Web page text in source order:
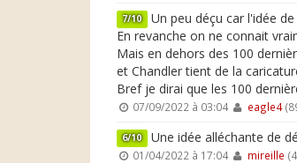
7/10 Un peu déçu car l'idée
En revanche on ne connait
Mais en dehors des 100
et Chandler tient de la
Bref je dirai que les 100
07/09/2022 à 03:04 eagle4
6/10 Une idée alléchante de
01/04/2022 à 17:04 mireille